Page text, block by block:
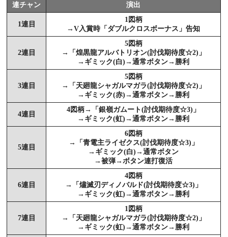
連チャン
演出
1連目
1図柄
→V入賞時「ダブルクロスボーナス」告知
2連目
5図柄
→「煌黒龍アルバトリオン(討伐期待度☆2)」
→ギミック(白)→通常ボタン→勝利
3連目
5図柄
→「天廻龍シャガルマガラ(討伐期待度☆2)」
→ギミック(赤)→通常ボタン→勝利
4連目
4図柄→「銀嶺ガムート(討伐期待度☆3)」
→ギミック(虹)→通常ボタン→勝利
5連目
6図柄
→「青電主ライゼクス(討伐期待度☆3)」
→ギミック(白)→通常ボタン
→被弾→ボタン連打復活
6連目
4図柄
→「燼滅刃ディノバルド(討伐期待度☆3)」
→ギミック(虹)→通常ボタン→勝利
7連目
1図柄
→「天廻龍シャガルマガラ(討伐期待度☆2)」
→ギミック(虹)→通常ボタン→勝利